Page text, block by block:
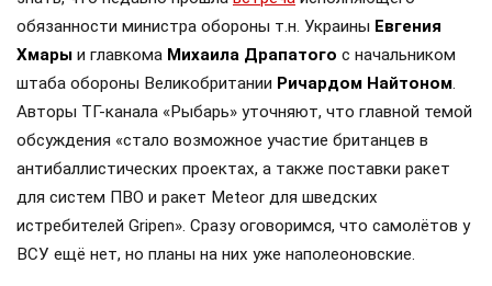
обязанности министра обороны т.н. Украины Евгения
Хмары и главкома Михаила Драпатого с начальником
штаба обороны Великобритании Ричардом Найтоном.
Авторы ТГ-канала «Рыбарь» уточняют, что главной темой
обсуждения «стало возможное участие британцев в
антибаллистических проектах, а также поставки ракет
для систем ПВО и ракет Meteor для шведских
истребителей Gripen». Сразу оговоримся, что самолётов у
ВСУ ещё нет, но планы на них уже наполеоновские.